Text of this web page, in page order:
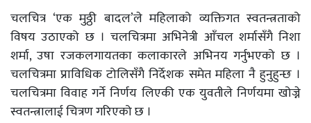
चलचित्र ‘एक मुठ्ठी बादल’ले महिलाको व्यक्तिगत स्वतन्त्रताको
विषय उठाएको छ । चलचित्रमा अभिनेत्री आँचल शर्मासँगै निशा
शर्मा, उषा रजकलगायतका कलाकारले अभिनय गर्नुभएको छ ।
चलचित्रमा प्राविधिक टोलिसँगै निर्देशक समेत महिला नै हुनुहुन्छ ।
चलचित्रमा विवाह गर्ने निर्णय लिएकी एक युवतीले निर्णयमा खोज्ने
स्वतन्त्रालाई चित्रण गरिएको छ ।